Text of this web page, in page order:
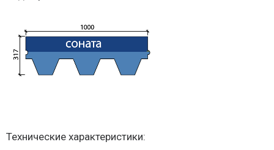
Технические характеристики: